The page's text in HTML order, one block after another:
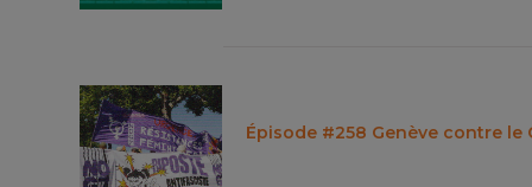
Épisode #258 Genève contre le